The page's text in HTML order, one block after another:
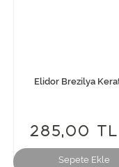
Sepete Ekle
Elidor Brezilya
285,00 TL